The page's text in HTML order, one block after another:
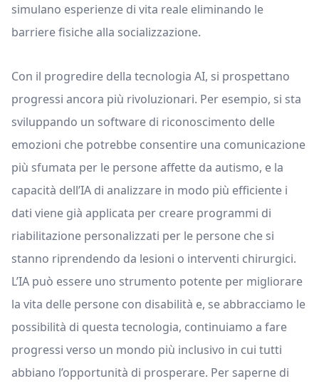
simulano esperienze di vita reale eliminando le
barriere fisiche alla socializzazione.
Con il progredire della tecnologia AI, si prospettano
progressi ancora più rivoluzionari. Per esempio, si sta
sviluppando un software di riconoscimento delle
emozioni che potrebbe consentire una comunicazione
più sfumata per le persone affette da autismo, e la
capacità dell’IA di analizzare in modo più efficiente i
dati viene già applicata per creare programmi di
riabilitazione personalizzati per le persone che si
stanno riprendendo da lesioni o interventi chirurgici.
L’IA può essere uno strumento potente per migliorare
la vita delle persone con disabilità e, se abbracciamo le
possibilità di questa tecnologia, continuiamo a fare
progressi verso un mondo più inclusivo in cui tutti
abbiano l’opportunità di prosperare. Per saperne di